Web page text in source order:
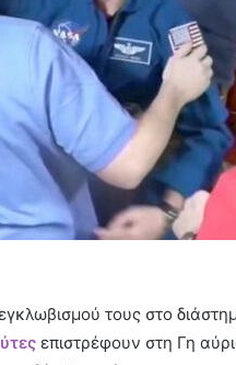
τους στο
επιστρέφουν στη Γη